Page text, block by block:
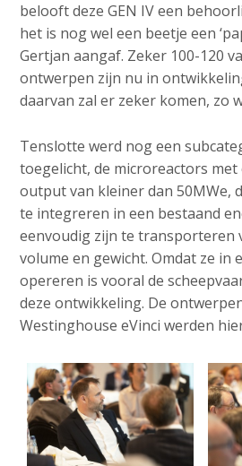
belooft deze GEN IV een
het is nog wel een beetje een
Gertjan aangaf. Zeker 100-120
ontwerpen zijn nu in
daarvan zal er zeker komen, zo
Tenslotte werd nog een
toegelicht, de microreactors met
output van kleiner dan 50MWe,
te integreren in een bestaand
eenvoudig zijn te transporteren
volume en gewicht. Omdat ze in
opereren is vooral de
deze ontwikkeling. De
Westinghouse eVinci werden